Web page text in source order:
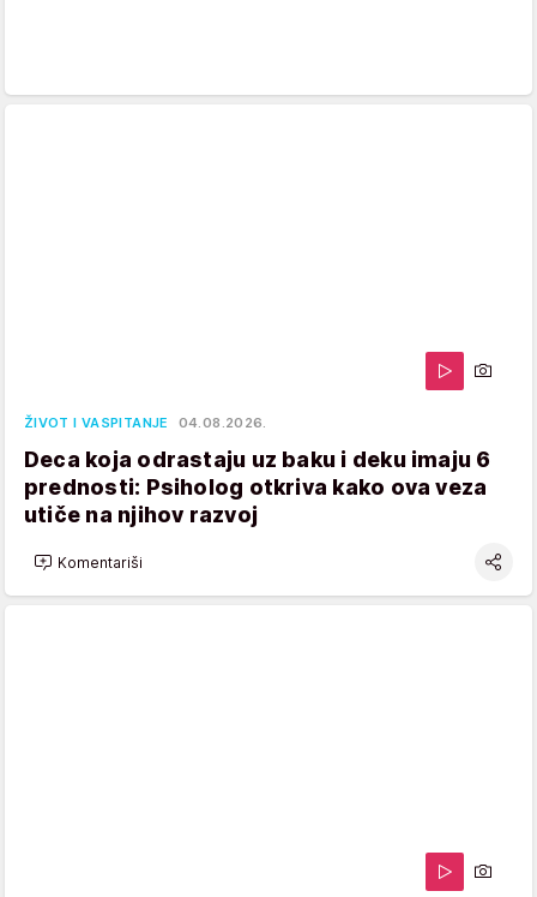
ŽIVOT I VASPITANJE 04.08.2026.
Deca koja odrastaju uz baku i deku imaju 6
prednosti: Psiholog otkriva kako ova veza
utiče na njihov razvoj
Komentariši